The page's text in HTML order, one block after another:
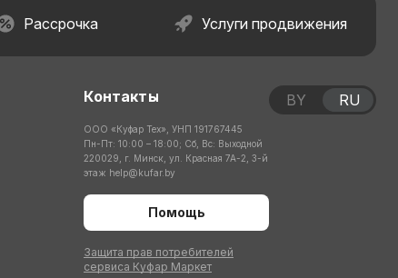
Рассрочка Услуги продвижения
Контакты
ООО «Куфар Тех», УНП 191767445
Пн-Пт: 10:00 – 18:00; Сб, Вс: Выходной
220029, г. Минск, ул. Красная 7А-2, 3-й
этаж help@kufar.by
Помощь
Защита прав потребителей
сервиса Куфар Маркет
BY RU